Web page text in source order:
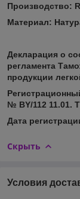
Производство:
Материал:
Декларация о
регламента
продукции
№ BY/112 11.01.
Дата
Скрыть
Условия